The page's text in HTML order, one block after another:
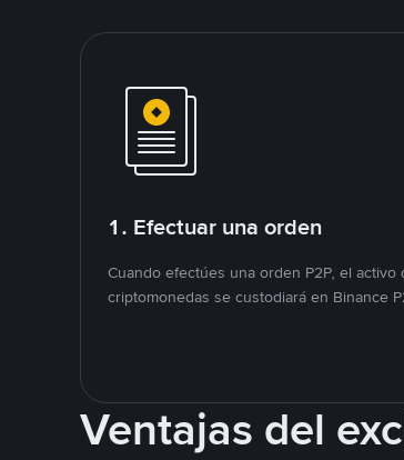
1. Efectuar una orden
Cuando efectúes una orden P2P, el activo
criptomonedas se custodiará en Binance
Ventajas del